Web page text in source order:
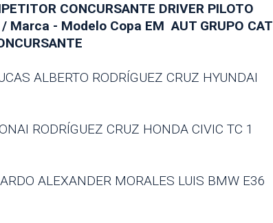
CONCURSANTE DRIVER PILOTO
Marca - Modelo Copa EM AUT GRUPO CAT
ALBERTO RODRÍGUEZ CRUZ HYUNDAI
RODRÍGUEZ CRUZ HONDA CIVIC TC 1
ALEXANDER MORALES LUIS BMW E36